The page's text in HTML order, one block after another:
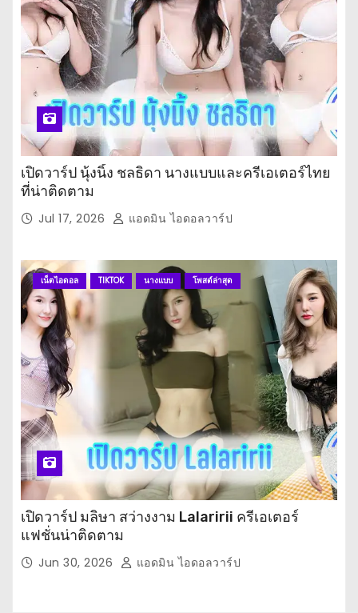
เปิดวาร์ป นุ้งนิ้ง ชลธิดา นางแบบและครีเอเตอร์ไทย
ที่น่าติดตาม
Jul 17, 2026 แอดมิน ไอดอลวาร์ป
เน็ตไอดอล TIKTOK นางแบบ โพสต์ล่าสุด
เปิดวาร์ป มลิษา สว่างงาม Lalaririi ครีเอเตอร์
แฟชั่นน่าติดตาม
Jun 30, 2026 แอดมิน ไอดอลวาร์ป